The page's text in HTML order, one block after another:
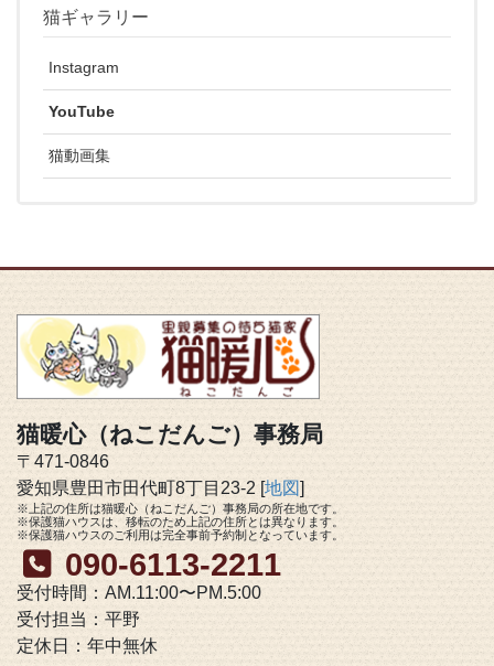
猫ギャラリー
Instagram
YouTube
猫動画集
猫暖心（ねこだんご）事務局
〒471-0846
愛知県豊田市田代町8丁目23-2 [地図]
※上記の住所は猫暖心（ねこだんご）事務局の所在地です。
※保護猫ハウスは、移転のため上記の住所とは異なります。
※保護猫ハウスのご利用は完全事前予約制となっています。
090-6113-2211
受付時間：AM.11:00〜PM.5:00
受付担当：平野
定休日：年中無休